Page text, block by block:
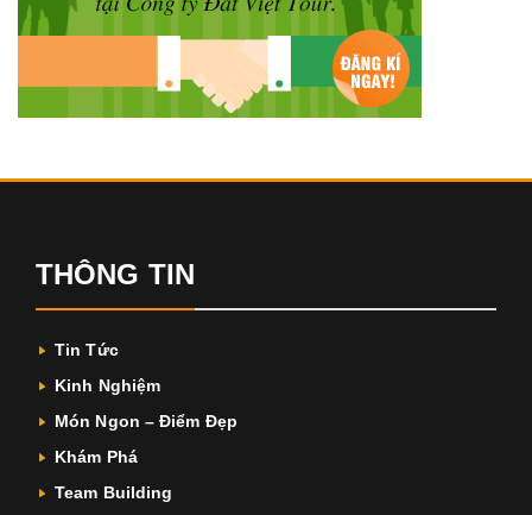
THÔNG TIN
Tin Tức
Kinh Nghiệm
Món Ngon – Điểm Đẹp
Khám Phá
Team Building